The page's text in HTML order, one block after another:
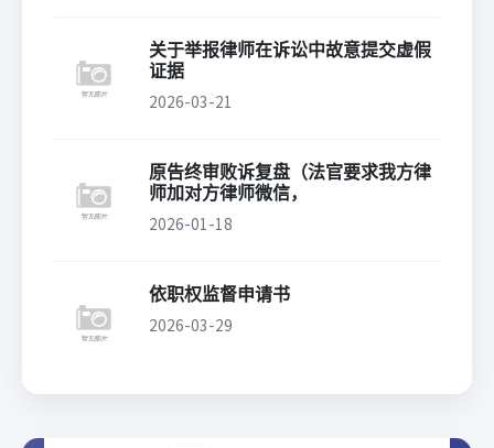
关于举报律师在诉讼中故意提交虚假
证据
2026-03-21
原告终审败诉复盘（法官要求我方律
师加对方律师微信，
2026-01-18
依职权监督申请书
2026-03-29